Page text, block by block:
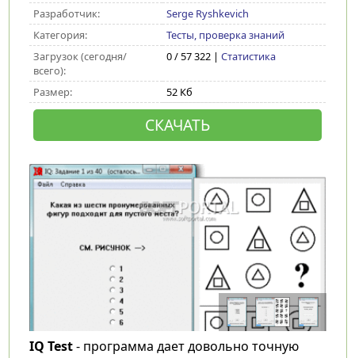
Разработчик:
Serge Ryshkevich
Категория:
Тесты, проверка знаний
Загрузок (сегодня/
всего):
0 / 57 322 | Статистика
Размер: 52 Кб
СКАЧАТЬ
IQ Test- программа дает довольно точную